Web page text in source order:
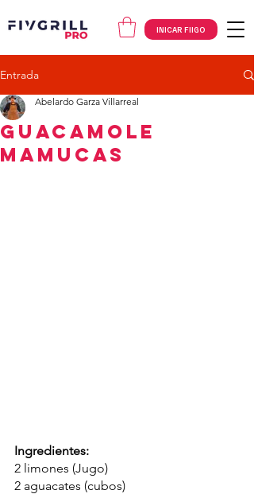
INICAR FIIGO
Entrada
Guacamole
Mamucas
Abelardo Garza Villarreal
Ingredientes:
2 limones (Jugo)
2 aguacates (cubos)